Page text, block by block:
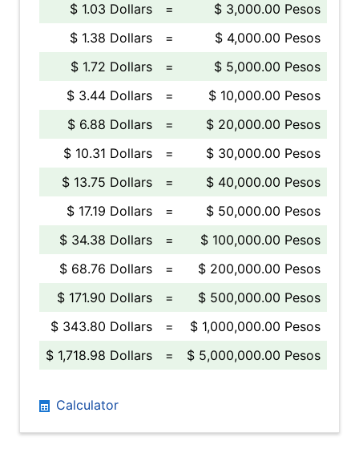
$ 1.03 Dollars
=
$ 3,000.00 Pesos
$ 1.38 Dollars
=
$ 4,000.00 Pesos
$ 1.72 Dollars
=
$ 5,000.00 Pesos
$ 3.44 Dollars
=
$ 10,000.00 Pesos
$ 6.88 Dollars
=
$ 20,000.00 Pesos
$ 10.31 Dollars
=
$ 30,000.00 Pesos
$ 13.75 Dollars
=
$ 40,000.00 Pesos
$ 17.19 Dollars
=
$ 50,000.00 Pesos
$ 34.38 Dollars
=
$ 100,000.00 Pesos
$ 68.76 Dollars
=
$ 200,000.00 Pesos
$ 171.90 Dollars
=
$ 500,000.00 Pesos
$ 343.80 Dollars
=
$ 1,000,000.00 Pesos
$ 1,718.98 Dollars
= $ 5,000,000.00 Pesos
Calculator